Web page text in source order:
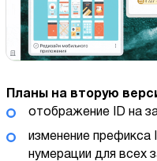
Планы на вторую
отображение ID на
изменение
нумерации для всех